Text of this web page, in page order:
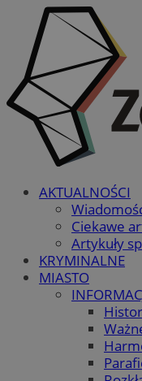
AKTUALNOŚCI
Ciekawe
Artykuły
KRYMINALNE
MIASTO